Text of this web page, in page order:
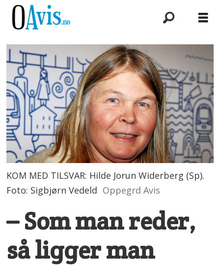
KOM MED TILSVAR: Hilde Jorun Widerberg (Sp).
Foto: Sigbjørn Vedeld Oppegrd Avis
– Som man reder,
så ligger man